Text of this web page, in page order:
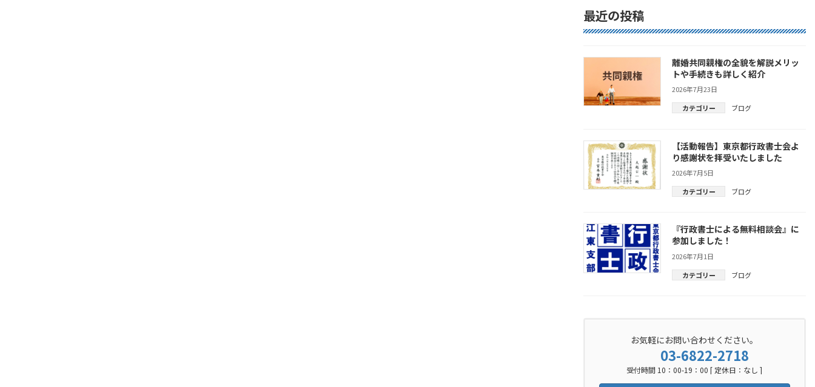
最近の投稿
離婚共同親権の全貌を解説メリッ
トや手続きも詳しく紹介
2026年7月23日
カテゴリー
ブログ
【活動報告】東京都行政書士会よ
り感謝状を拝受いたしました
2026年7月5日
カテゴリー
ブログ
『行政書士による無料相談会』に
参加しました！
2026年7月1日
カテゴリー
ブログ
お気軽にお問い合わせください。
03-6822-2718
受付時間 10：00-19：00 [ 定休日：なし ]